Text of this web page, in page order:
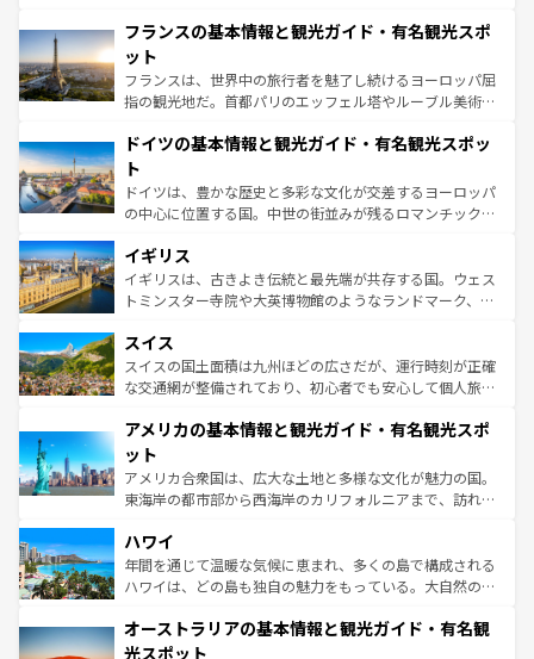
なお、新着のイタリア情報はコンテンツ一覧を参照してほ
しい。
文化が根付くこの国では、情熱的なフラメンコ、熱気あふ
れる闘牛、そして美味しいタパスが生活の一部となってい
る。首都マドリードの洗練された雰囲気や、バルセロナの
アートに溢れた街角から、地方では古代ローマ遺跡や中世
せる。地方によって風土や気候が異なるスペインはその個
ンテンツ一覧 を参照してほしい。
フランスの基本情報と観光ガイド・有名観光スポ
ット
フランスは、世界中の旅行者を魅了し続けるヨーロッパ屈
指の観光地だ。首都パリのエッフェル塔やルーブル美術館
で、幅広い魅力が詰まっている。華麗な宮殿、歴史的な大
聖堂、美しいビーチ、そして豊かな自然が、訪れる者を心
から魅了する。また、フランスは美食の国としても知ら
れ、フランス料理はユネスコ無形文化遺産にも登録されて
香り高いラベンダー畑など、多彩な楽しみ方が可能だ。さ
らに、パリ以外の地域にも魅力が溢れており、どの街角に
も豊かな歴史と文化が息づいている。パリ以外の個性あふ
を参照してほしい。
ドイツの基本情報と観光ガイド・有名観光スポッ
ト
ドイツは、豊かな歴史と多彩な文化が交差するヨーロッパ
の中心に位置する国。中世の街並みが残るロマンチック街
顔を持つこの国は、どこを歩いても飽きることがない。ベ
ルリンの文化的活気、バイエルン州のアルプスの絶景、そ
してライン川沿いのワイン畑といった風景は必見。ビール
は、お酒好きな人にはぜひ体験してほしい。 なお、新着の
ドイツ情報はコンテンツ一覧を参照してほしい。
イギリス
イギリスは、古きよき伝統と最先端が共存する国。ウェス
トミンスター寺院や大英博物館のようなランドマーク、歴
リアごとに異なる魅力がある。また、優雅なアフタヌーン
ティー、ビール好きにはたまらない英国パブ、サッカー観
戦など、本場だからこそできる体験も豊富。イギリスを旅
ンツ一覧を参照してほしい。
スイス
スイスの国土面積は九州ほどの広さだが、運行時刻が正確
な交通網が整備されており、初心者でも安心して個人旅行
の建物がそのまま残る町や、スイスならではのユニークな
博物館もあり、アルプス観光だけでなく町歩きも満喫する
ことができる。国民の所得が高いため物価も高いが、旅行
者向けの交通パス提供のサービスもあり、うまく活用すれ
着のスイス情報は
アメリカの基本情報と観光ガイド・有名観光スポ
ット
アメリカ合衆国は、広大な土地と多様な文化が魅力の国。
東海岸の都市部から西海岸のカリフォルニアまで、訪れる
のような巨大都市は、観光、ショッピング、エンターテイ
ンメントが詰まった刺激的なスポットだ。一方、アメリカ
西部には大自然が広がり、グランドキャニオンやイエロー
部のニューオーリンズでは、音楽と美食が融合した独特の
文化が魅力。旅行者はアメリカの各地域で異なる魅力を楽
ハワイ
年間を通じて温暖な気候に恵まれ、多くの島で構成される
ハワイは、どの島も独自の魅力をもっている。大自然の神
ワイ島は見逃せない。また、定番の観光地といえばオアフ
島だが、静かな自然を求めるならマウイ島やカウアイ島が
オーストラリアの基本情報と観光ガイド・有名観
光スポット